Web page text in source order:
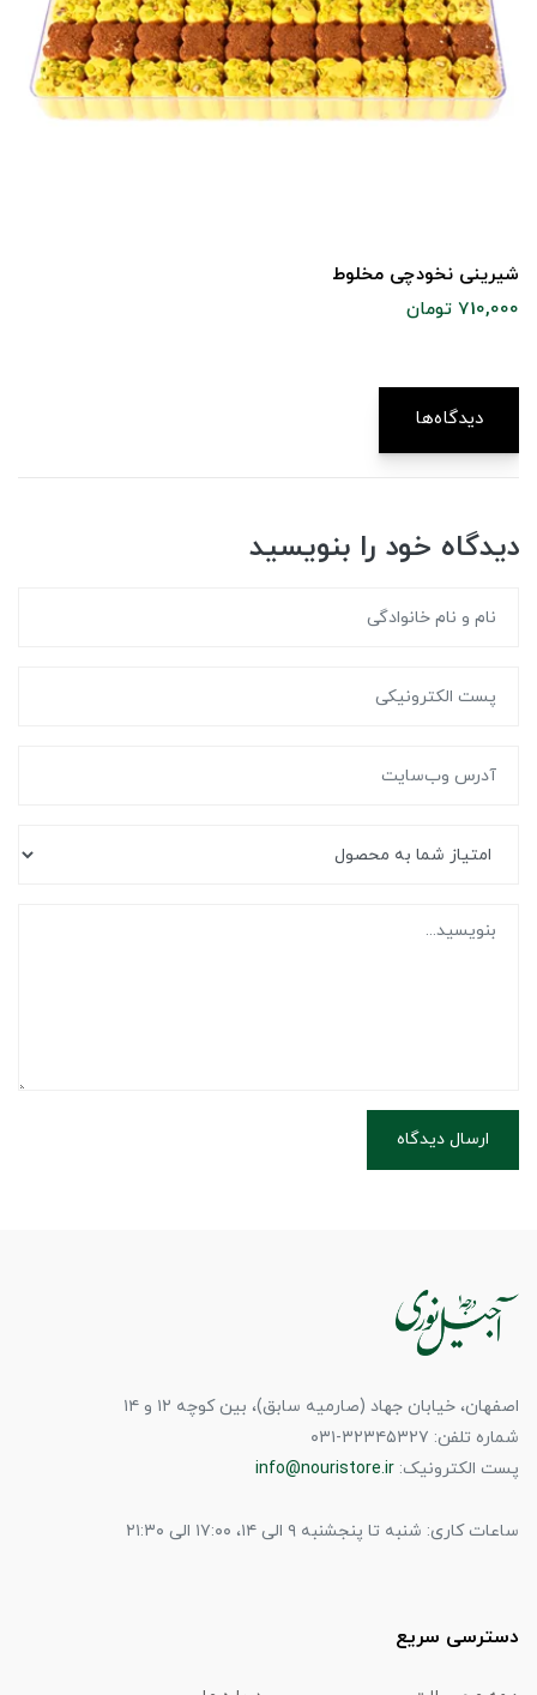
شیرینی نخودچی مخلوط
710,000 تومان
دیدگاه‌ها
دیدگاه خود را بنویسید
ارسال دیدگاه
اصفهان، خیابان جهاد (صارمیه سابق)، بین کوچه ۱۲ و ۱۴
شماره تلفن: ۳۲۳۴۵۳۲۷-۰۳۱
پست الکترونیک: info@nouristore.ir
ساعات کاری: شنبه تا پنجشنبه ۹ الی ۱۴، ۱۷:۰۰ الی ۲۱:۳۰
دسترسی سریع